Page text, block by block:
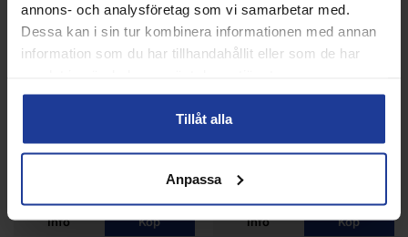
annons- och analysföretag som vi samarbetar med.
Dessa kan i sin tur kombinera informationen med annan
information som du har tillhandahållit eller som de har
Tillåt alla
Anpassa
Info Köp
Boys Jr
Info Köp